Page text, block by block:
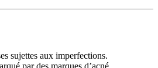
sujettes aux imperfections.
par des marques d’acné.